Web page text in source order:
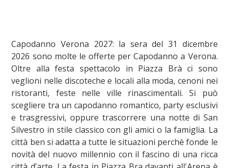
Capodanno Verona 2027: la sera del 31 dicembre
2026 sono molte le offerte per Capodanno a Verona.
Oltre alla festa spettacolo in Piazza Brà ci sono
veglioni nelle discoteche e locali alla moda, cenoni nei
ristoranti, feste nelle ville rinascimentali. Si può
scegliere tra un capodanno romantico, party esclusivi
e trasgressivi, oppure trascorrere una notte di San
Silvestro in stile classico con gli amici o la famiglia. La
città ben si adatta a tutte le situazioni perchè fonde le
novità del nuovo millennio con il fascino di una ricca